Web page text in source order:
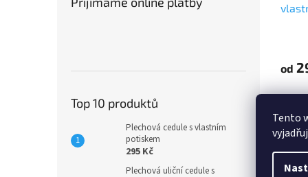
Tento
Top 10 produktů
Plechová cedule s vlastním
potiskem
295 Kč
Plechová uliční cedule s
od